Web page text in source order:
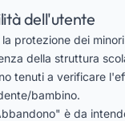
dell'utente
protezione dei
della struttura
tenuti a verificare
bambino.
è da